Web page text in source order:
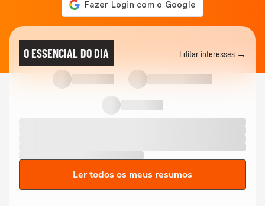
O ESSENCIAL DO DIA Editar interesses →
Ler todos os meus resumos